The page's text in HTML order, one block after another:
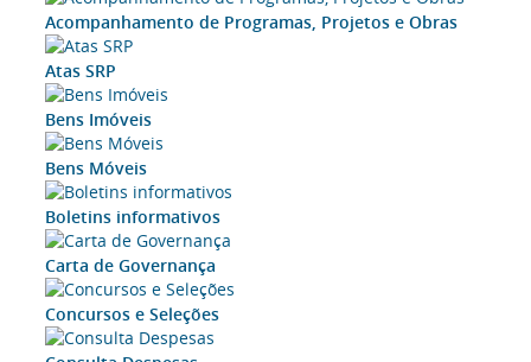
Acompanhamento de Programas, Projetos e Obras
Atas SRP
Bens Imóveis
Bens Móveis
Boletins informativos
Carta de Governança
Concursos e Seleções